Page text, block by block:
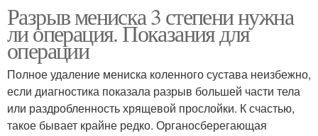
Разрыв мениска 3 степени нужна
ли операция. Показания для
операции
Полное удаление мениска коленного сустава неизбежно,
если диагностика показала разрыв большей части тела
или раздробленность хрящевой прослойки. К счастью,
такое бывает крайне редко. Органосберегающая